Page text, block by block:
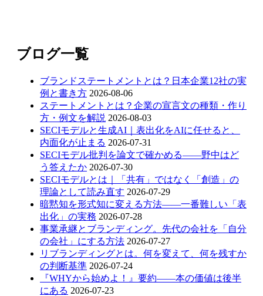
ブログ一覧
ブランドステートメントとは？日本企業12社の実
例と書き方 2026-08-06
ステートメントとは？企業の宣言文の種類・作り
方・例文を解説 2026-08-03
SECIモデルと生成AI｜表出化をAIに任せると、
内面化が止まる 2026-07-31
SECIモデル批判を論文で確かめる——野中はど
う答えたか 2026-07-30
SECIモデルとは｜「共有」ではなく「創造」の
理論として読み直す 2026-07-29
暗黙知を形式知に変える方法——一番難しい「表
出化」の実務 2026-07-28
事業承継とブランディング。先代の会社を「自分
の会社」にする方法 2026-07-27
リブランディングとは。何を変えて、何を残すか
の判断基準 2026-07-24
『WHYから始めよ！』要約——本の価値は後半
にある 2026-07-23